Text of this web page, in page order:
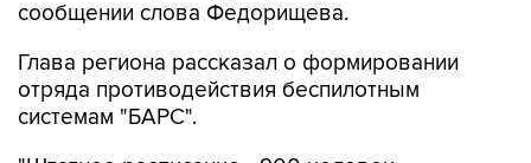
Глава региона рассказал о формировании
системам "БАРС".
"Штатное расписание - 900 человек.